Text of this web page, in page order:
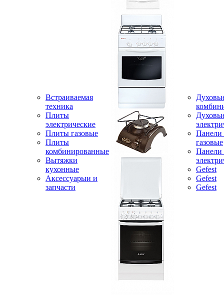
Встраиваемая
техника
Плиты
электрические
Плиты газовые
Плиты
комбинированные
Вытяжки
кухонные
Аксессуарыи и
запчасти
Панели
газовые
Панели
Gefest
Gefest
Gefest